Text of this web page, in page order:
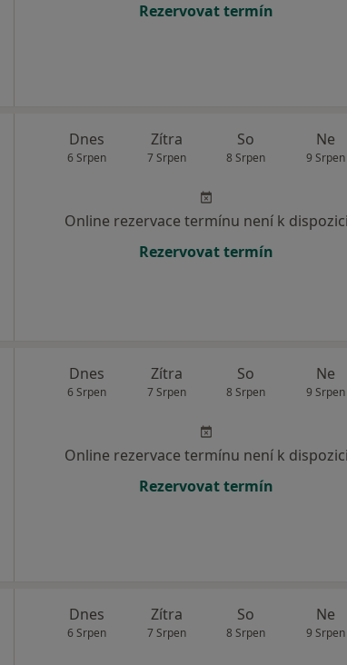
Rezervovat termín
Dnes
6 Srpen
Zítra
7 Srpen
So
8 Srpen
Ne
9 Srpen
Online rezervace termínu není k dispozici
Rezervovat termín
Dnes
6 Srpen
Zítra
7 Srpen
So
8 Srpen
Ne
9 Srpen
Online rezervace termínu není k dispozici
Rezervovat termín
Dnes
6 Srpen
Zítra
7 Srpen
So
8 Srpen
Ne
9 Srpen